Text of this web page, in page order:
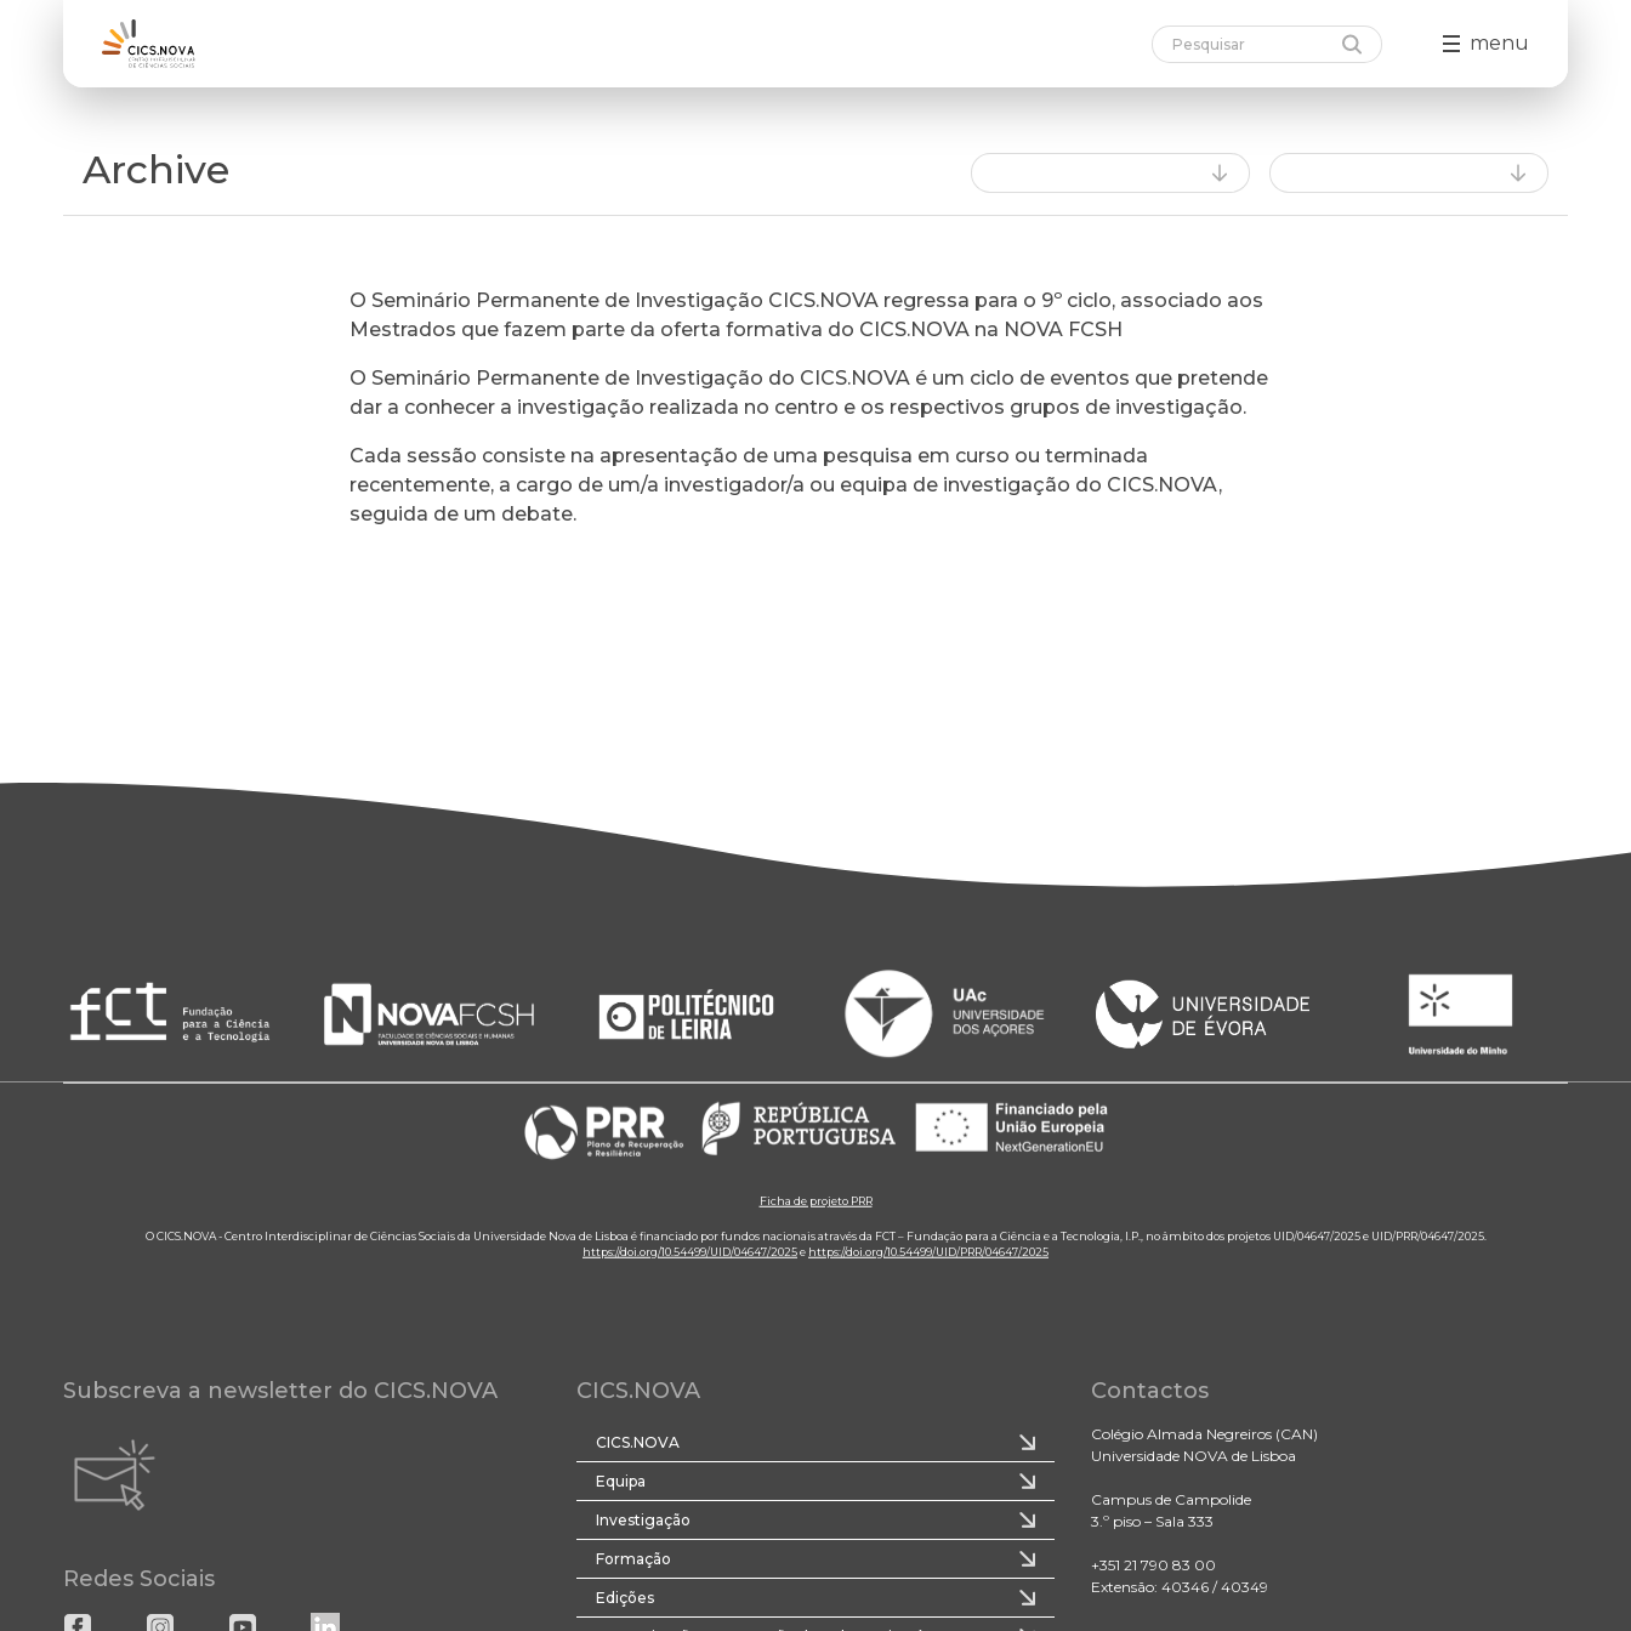
menu
Archive
O Seminário Permanente de Investigação CICS.NOVA regressa para o 9º ciclo, associado aos
Mestrados que fazem parte da oferta formativa do CICS.NOVA na NOVA FCSH
O Seminário Permanente de Investigação do CICS.NOVA é um ciclo de eventos que pretende
dar a conhecer a investigação realizada no centro e os respectivos grupos de investigação.
Cada sessão consiste na apresentação de uma pesquisa em curso ou terminada
recentemente, a cargo de um/a investigador/a ou equipa de investigação do CICS.NOVA,
seguida de um debate.
Ficha de projeto PRR
O CICS.NOVA - Centro Interdisciplinar de Ciências Sociais da Universidade Nova de Lisboa é financiado por fundos nacionais através da FCT – Fundação para a Ciência e a Tecnologia, I.P., no âmbito dos projetos UID/04647/2025 e UID/PRR/04647/2025.
https://doi.org/10.54499/UID/04647/2025e https://doi.org/10.54499/UID/PRR/04647/2025
Subscreva a newsletter do CICS.NOVA
Redes Sociais
CICS.NOVA
CICS.NOVA
Equipa
Investigação
Formação
Edições
Contactos
Colégio Almada Negreiros (CAN)
Universidade NOVA de Lisboa
Campus de Campolide
3.º piso – Sala 333
+351 21 790 83 00
Extensão: 40346 / 40349